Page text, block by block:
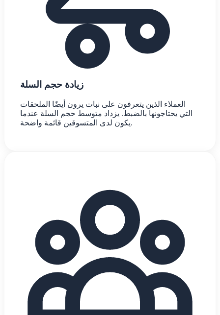
زيادة حجم السلة
العملاء الذين يتعرفون على نبات يرون أيضًا الملحقات
التي يحتاجونها بالضبط. يزداد متوسط حجم السلة عندما
يكون لدى المتسوقين قائمة واضحة.